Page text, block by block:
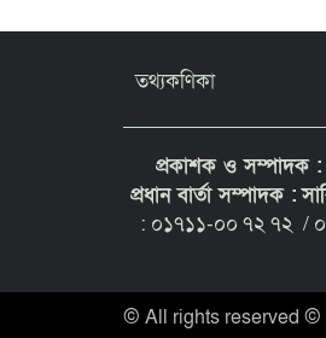
তথ্যকণিকা
প্রকাশক ও সম্পাদক :
প্রধান বার্তা সম্পাদক :
: ০১৭১১-০০ ৭২ ৭২ /
© All rights reserved ©